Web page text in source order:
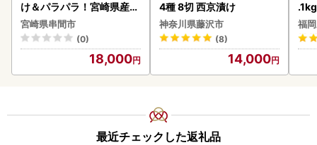
け＆パラパラ！宮崎県産鶏
ももカット合計3kg_K043
-009-2609
宮崎県串間市
(0)
18,000
4種 8切 西京漬け
神奈川県藤沢市
(8)
14,000
福
最近チェックした返礼品